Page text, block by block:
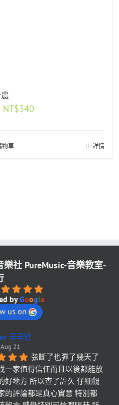
原
NT$380。
NT$340目
物車 詳情
樂社 PureMusic-音樂教室-
byGoogle
us on
국국안
21
弦斷了也彈了幾天了
一家值得信任而且以後都能放
好地方 所以查了許久 仔細觀
的評論都是真心實意 特別都